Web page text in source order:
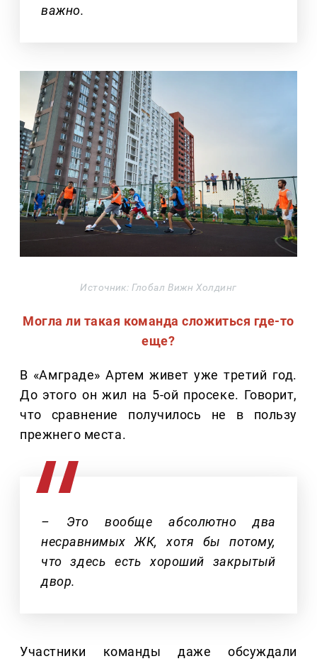
важно.
Источник: Глобал Вижн Холдинг
Могла ли такая команда сложиться где-то
еще?
В «Амграде» Артем живет уже третий год.
До этого он жил на 5-ой просеке. Говорит,
что сравнение получилось не в пользу
прежнего места.
– Это вообще абсолютно два
несравнимых ЖК, хотя бы потому,
что здесь есть хороший закрытый
двор.
Участники команды даже обсуждали